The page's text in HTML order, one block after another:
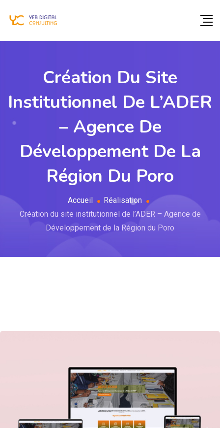
Création Du Site
Institutionnel De L’ADER
– Agence De
Développement De La
Région Du Poro
Accueil
Réalisation
Création du site institutionnel de l’ADER – Agence de
Développement de la Région du Poro